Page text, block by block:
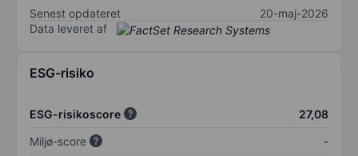
Senest opdateret
20-maj-2026
Data leveret af
ESG-risiko
ESG-risikoscore
27,08
Miljø-score
-